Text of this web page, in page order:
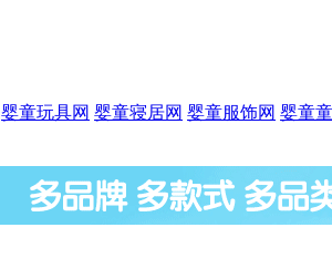
婴童玩具网 婴童寝居网 婴童服饰网 婴童